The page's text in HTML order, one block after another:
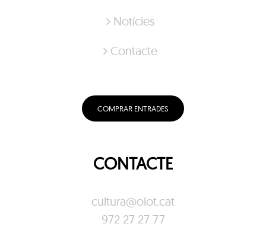
Notícies
Contacte
COMPRAR ENTRADES
CONTACTE
cultura@olot.cat
972 27 27 77